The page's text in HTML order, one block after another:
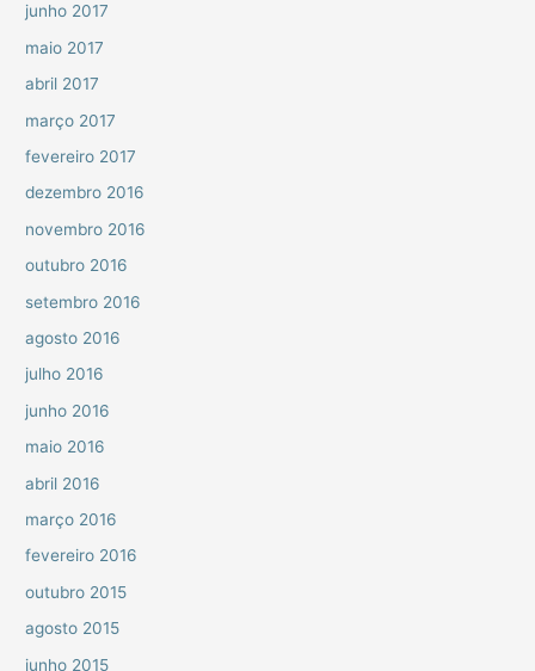
junho 2017
maio 2017
abril 2017
março 2017
fevereiro 2017
dezembro 2016
novembro 2016
outubro 2016
setembro 2016
agosto 2016
julho 2016
junho 2016
maio 2016
abril 2016
março 2016
fevereiro 2016
outubro 2015
agosto 2015
junho 2015